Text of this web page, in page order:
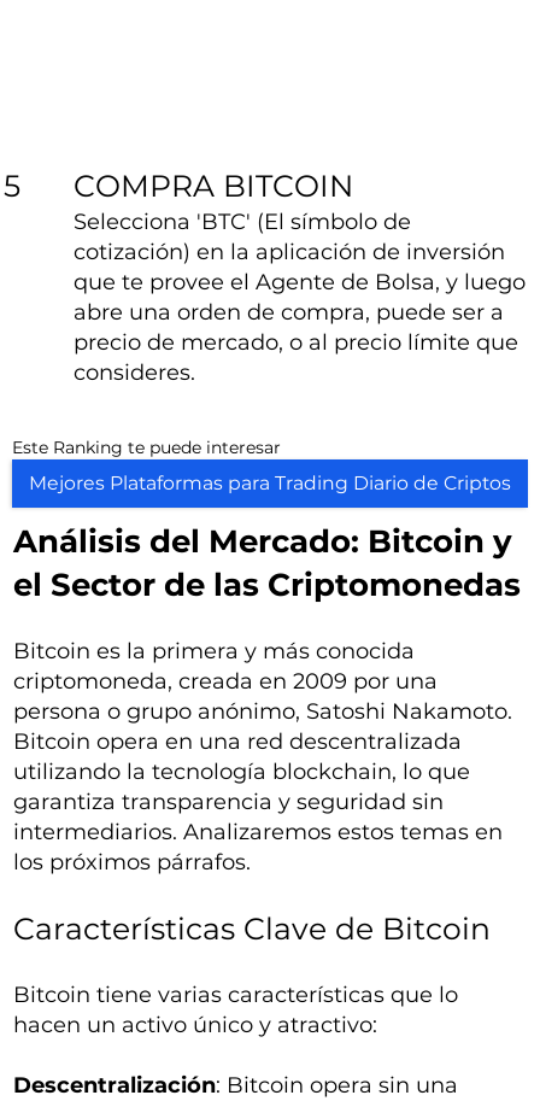
5 COMPRA BITCOIN
Selecciona 'BTC' (El símbolo de
cotización) en la aplicación de inversión
que te provee el Agente de Bolsa, y luego
abre una orden de compra, puede ser a
precio de mercado, o al precio límite que
consideres.
Este Ranking te puede interesar
Mejores Plataformas para Trading Diario de Criptos
Análisis del Mercado: Bitcoin y
el Sector de las Criptomonedas
Bitcoin es la primera y más conocida
criptomoneda, creada en 2009 por una
persona o grupo anónimo, Satoshi Nakamoto.
Bitcoin opera en una red descentralizada
utilizando la tecnología blockchain, lo que
garantiza transparencia y seguridad sin
intermediarios. Analizaremos estos temas en
los próximos párrafos.
Características Clave de Bitcoin
Bitcoin tiene varias características que lo
hacen un activo único y atractivo:
Descentralización: Bitcoin opera sin una